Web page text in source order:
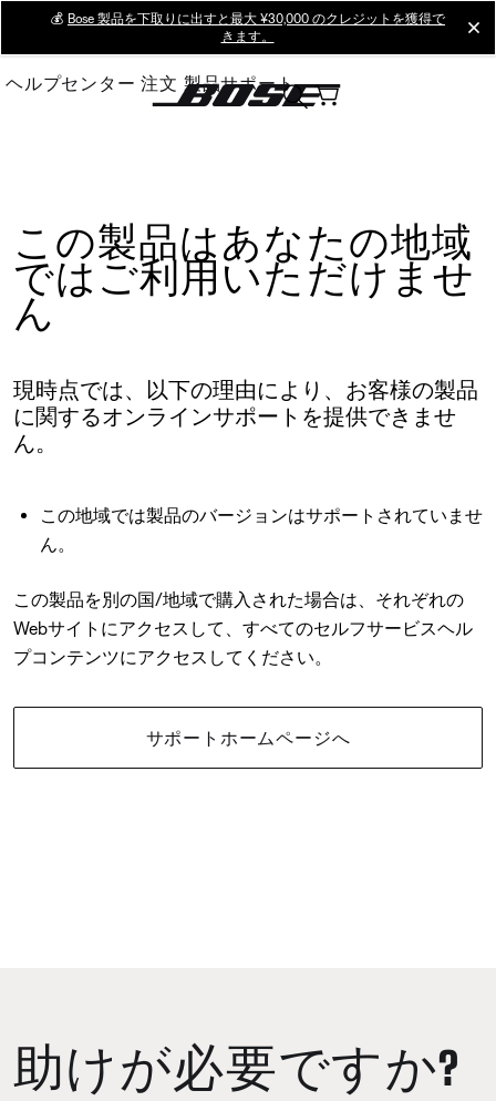
Main
💰 Bose 製品を下取りに出すと最大 ¥30,000 のクレジットを獲得で
きます。
ヘルプセンター 注文 製品サポート
この製品はあなたの地域
ではご利用いただけませ
ん
現時点では、以下の理由により、お客様の製品
に関するオンラインサポートを提供できませ
ん。
この地域では製品のバージョンはサポートされていませ
ん。
この製品を別の国/地域で購入された場合は、それぞれの
Webサイトにアクセスして、すべてのセルフサービスヘル
プコンテンツにアクセスしてください。
サポートホームページへ
助けが必要ですか?